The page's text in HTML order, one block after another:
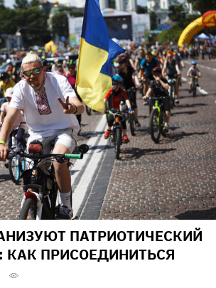
ПАТРИОТИЧЕСКИЙ
КАК ПРИСОЕДИНИТЬСЯ